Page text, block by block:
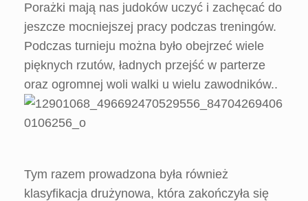
Porażki mają nas judoków uczyć i zachęcać do
jeszcze mocniejszej pracy podczas treningów.
Podczas turnieju można było obejrzeć wiele
pięknych rzutów, ładnych przejść w parterze
oraz ogromnej woli walki u wielu zawodników..
Tym razem prowadzona była również
klasyfikacja drużynowa, która zakończyła się